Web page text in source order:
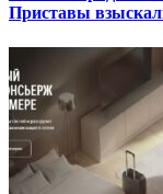
Приставы